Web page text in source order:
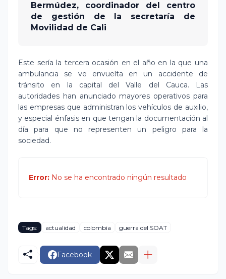
Bermúdez, coordinador del centro
de gestión de la secretaría de
Movilidad de Cali
Este sería la tercera ocasión en el año en la que una
ambulancia se ve envuelta en un accidente de
tránsito en la capital del Valle del Cauca. Las
autoridades han anunciado mayores operativos para
las empresas que administran los vehículos de auxilio,
y especial énfasis en que tengan la documentación al
día para que no representen un peligro para la
sociedad.
Error: No se ha encontrado ningún resultado
Tags: actualidad colombia guerra del SOAT
Facebook